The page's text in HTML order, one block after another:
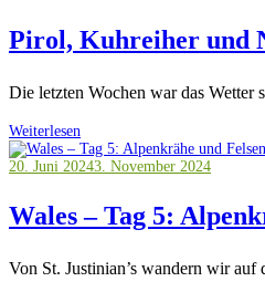
Pirol, Kuhreiher und
Die letzten Wochen war das Wetter
Weiterlesen
20. Juni 20243. November 2024
Wales – Tag 5:
Von St. Justinian’s wandern wir